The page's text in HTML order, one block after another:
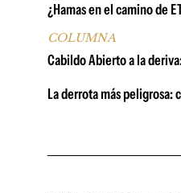
¿Hamas en el camino de
COLUMNA
Cabildo Abierto a la
La derrota más peligrosa: